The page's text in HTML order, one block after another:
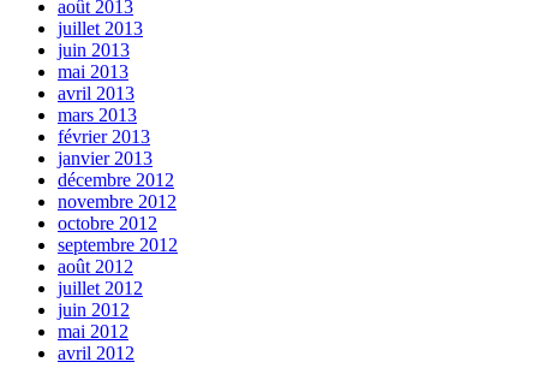
août 2013
juillet 2013
juin 2013
mai 2013
avril 2013
mars 2013
février 2013
janvier 2013
décembre 2012
novembre 2012
octobre 2012
septembre 2012
août 2012
juillet 2012
juin 2012
mai 2012
avril 2012